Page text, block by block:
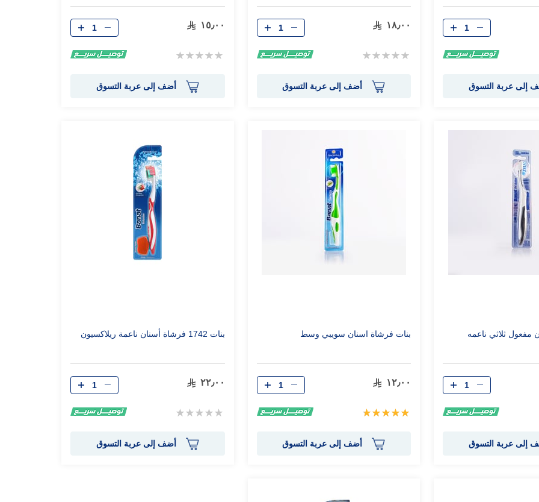
الكمية
إلى عربة التسوق
١٨٫٠٠
Rating:
الكمية
أضف إلى عربة التسوق
١٥٫٠٠
Rating:
الكمية
أضف إلى عربة التسوق
مفعول ثلاثي ناعمه
الكمية
إلى عربة التسوق
بنات فرشاة اسنان سويبي وسط
١٢٫٠٠
تقييم:
الكمية
أضف إلى عربة التسوق
بنات 1742 فرشاة أسنان ناعمة ريلاكسيون
٢٢٫٠٠
Rating:
الكمية
أضف إلى عربة التسوق